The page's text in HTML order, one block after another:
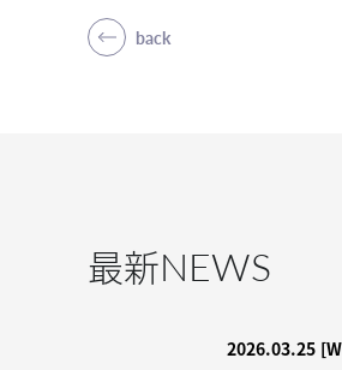
back
最新NEWS
2026.03.25